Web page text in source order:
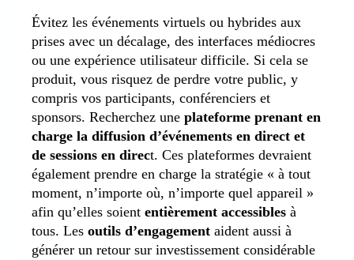
Évitez les événements virtuels ou hybrides aux
prises avec un décalage, des interfaces médiocres
ou une expérience utilisateur difficile. Si cela se
produit, vous risquez de perdre votre public, y
compris vos participants, conférenciers et
sponsors. Recherchez une plateforme prenant en
charge la diffusion d’événements en direct et
de sessions en direct. Ces plateformes devraient
également prendre en charge la stratégie « à tout
moment, n’importe où, n’importe quel appareil »
afin qu’elles soient entièrement accessibles à
tous. Les outils d’engagement aident aussi à
générer un retour sur investissement considérable